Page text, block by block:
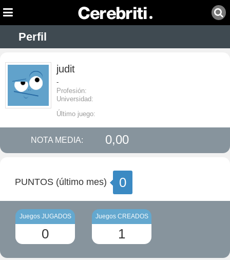
Perfil
judit
-
Profesión:
Universidad:
Último juego:
NOTA MEDIA: 0,00
PUNTOS (último mes) 0
Juegos JUGADOS
0
Juegos CREADOS
1